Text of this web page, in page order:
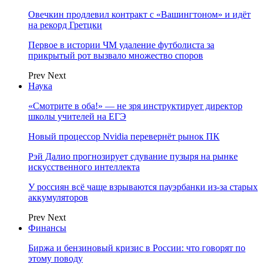
Овечкин продлевил контракт с «Вашингтоном» и идёт
на рекорд Гретцки
Первое в истории ЧМ удаление футболиста за
прикрытый рот вызвало множество споров
Prev Next
Наука
«Смотрите в оба!» — не зря инструктирует директор
школы учителей на ЕГЭ
Новый процессор Nvidia перевернёт рынок ПК
Рэй Далио прогнозирует сдувание пузыря на рынке
искусственного интеллекта
У россиян всё чаще взрываются пауэрбанки из-за старых
аккумуляторов
Prev Next
Финансы
Биржа и бензиновый кризис в России: что говорят по
этому поводу